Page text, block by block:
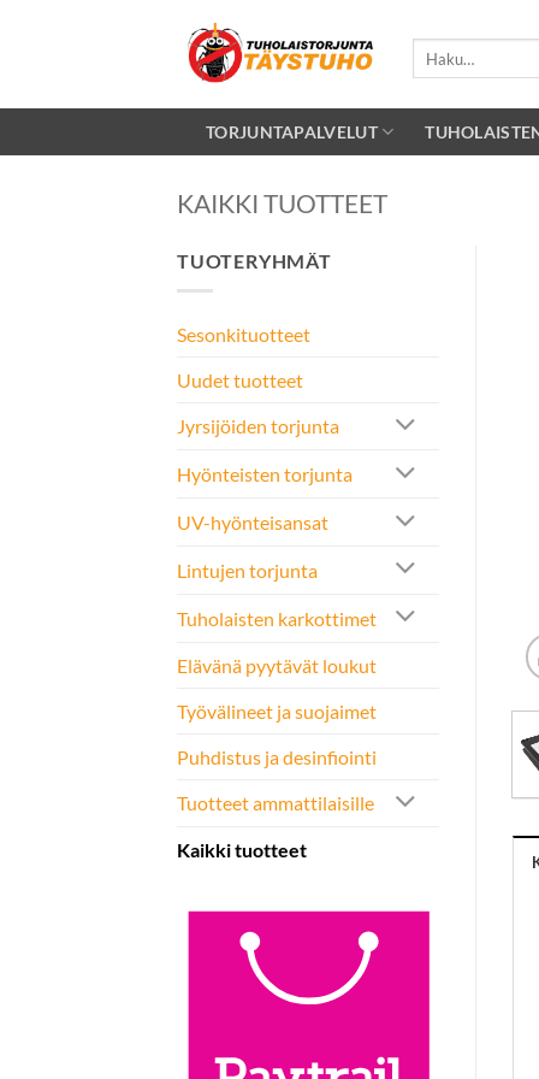
TORJUNTAPALVELUT
KAIKKI TUOTTEET
TUOTERYHMÄT
Sesonkituotteet
Uudet tuotteet
Jyrsijöiden torjunta
Hyönteisten torjunta
UV-hyönteisansat
Lintujen torjunta
Tuholaisten karkottimet
Elävänä pyytävät loukut
Työvälineet ja suojaimet
Puhdistus ja desinfiointi
Tuotteet ammattilaisille
Kaikki tuotteet